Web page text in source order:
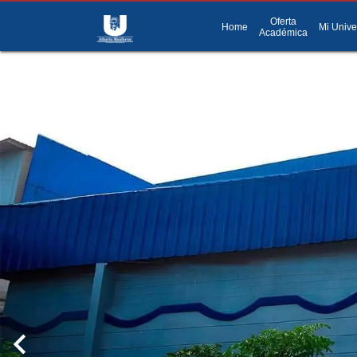
Home
Oferta
Académica
Mi
chevron_left